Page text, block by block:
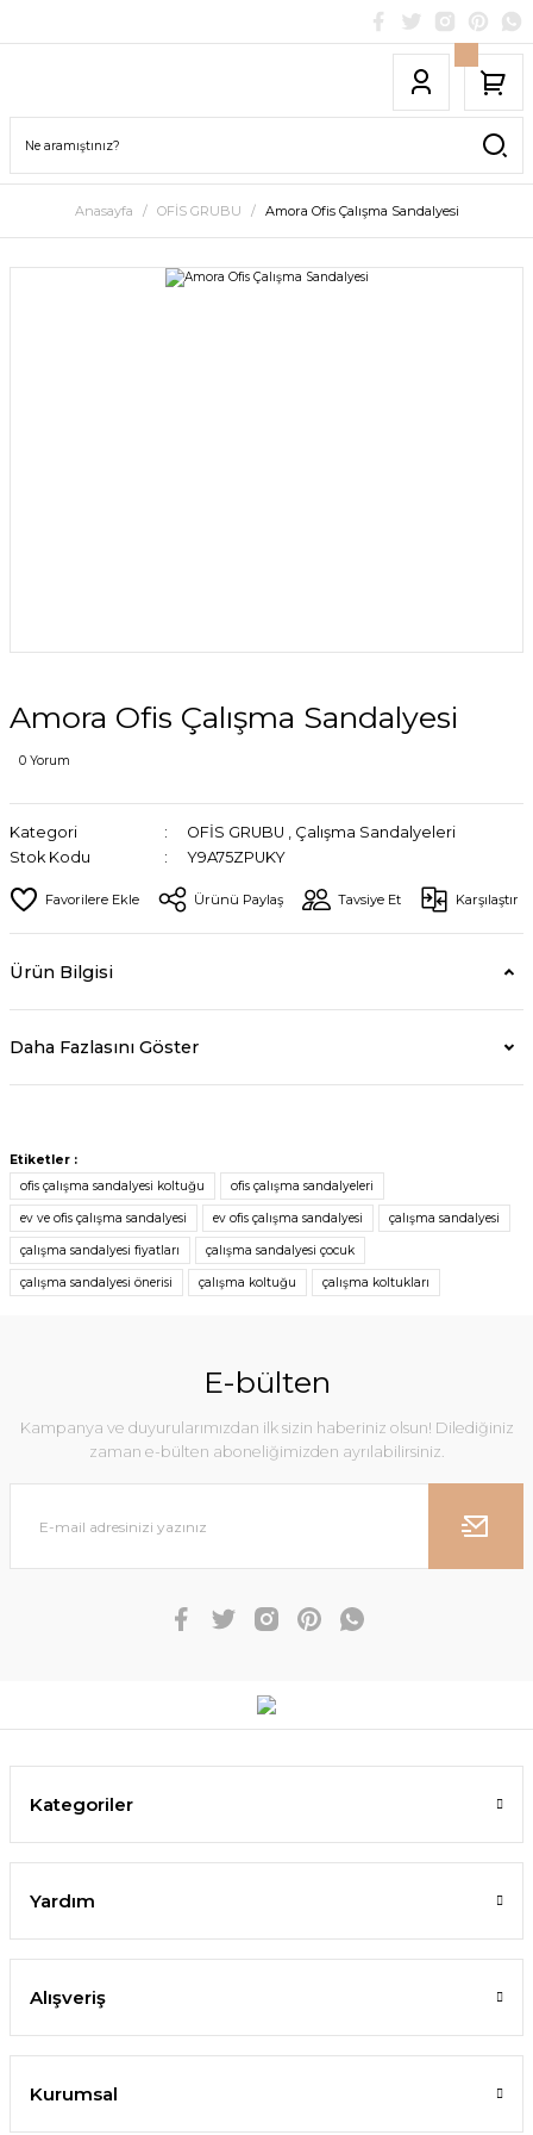
Anasayfa OFİS GRUBU Amora Ofis Çalışma Sandalyesi
Amora Ofis Çalışma Sandalyesi
0 Yorum
Kategori OFİS GRUBU , Çalışma Sandalyeleri
Stok Kodu
Y9A75ZPUKY
Ürünü Paylaş Tavsiye Et Karşılaştır
Ürün Bilgisi
Daha Fazlasını Göster
Etiketler :
ofis çalışma sandalyesi koltuğu
ofis çalışma sandalyeleri
ev ve ofis çalışma sandalyesi ev ofis çalışma sandalyesi çalışma sandalyesi
çalışma sandalyesi fiyatları çalışma sandalyesi çocuk
çalışma sandalyesi önerisi çalışma koltuğu çalışma koltukları
E-bülten
Kampanya ve duyurularımızdan ilk sizin haberiniz olsun! Dilediğiniz
zaman e-bülten aboneliğimizden ayrılabilirsiniz.
Kategoriler
Yardım
Alışveriş
Kurumsal